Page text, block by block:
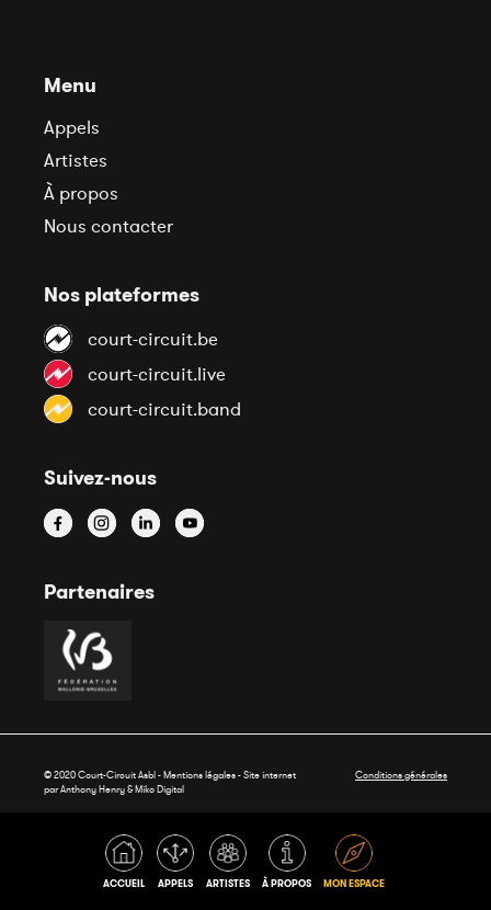
ACCUEIL APPELS ARTISTES À PROPOS MON ESPACE
Menu
Appels
Artistes
À propos
Nous contacter
Nos plateformes
court-circuit.be
court-circuit.live
court-circuit.band
Suivez-nous
Partenaires
© 2020 Court-Circuit Asbl - Mentions légales - Site internet
par Anthony Henry &Miko Digital
Conditions générales